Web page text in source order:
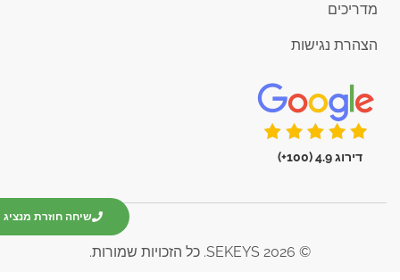
שיחה חוזרת מנציג
מדריכים
הצהרת נגישות
דירוג 4.9 (100+)
© 2026 SEKEYS. כל הזכויות שמורות.